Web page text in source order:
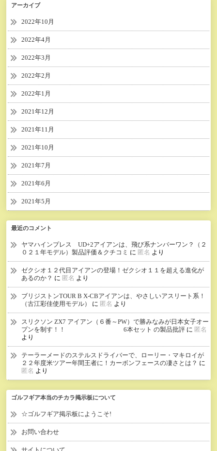
アーカイブ
2022年10月
2022年4月
2022年3月
2022年2月
2022年1月
2021年12月
2021年11月
2021年10月
2021年7月
2021年6月
2021年5月
最近のコメント
ヤマハインプレス UD+2アイアンは、飛び系ナンバーワン？（２
０２１年モデル）製品評価＆クチコミ に 匿名 より
ゼクシオ１２代目アイアンの登場！ゼクシオ１１を超える進化が
あるのか？ に 匿名 より
ブリジストンTOUR B X-CBアイアンは、やさしいアスリート系！
（古江彩佳使用モデル）
に 匿名 より
スリクソン ZX7 アイアン（６番～PW）で勝みなみが日本女子オー
プンを制す！！ 6本セット の製品批評 に 匿名
より
テーラーメードのステルスドライバーで、ローリー・マキロイが
２２年度米ツアー年間王者に！カーボンフェースの凄さとは？ に
匿名 より
ゴルフギア本当のチカラ掲示板について
☆ゴルフギア掲示板にようこそ!
お問い合わせ